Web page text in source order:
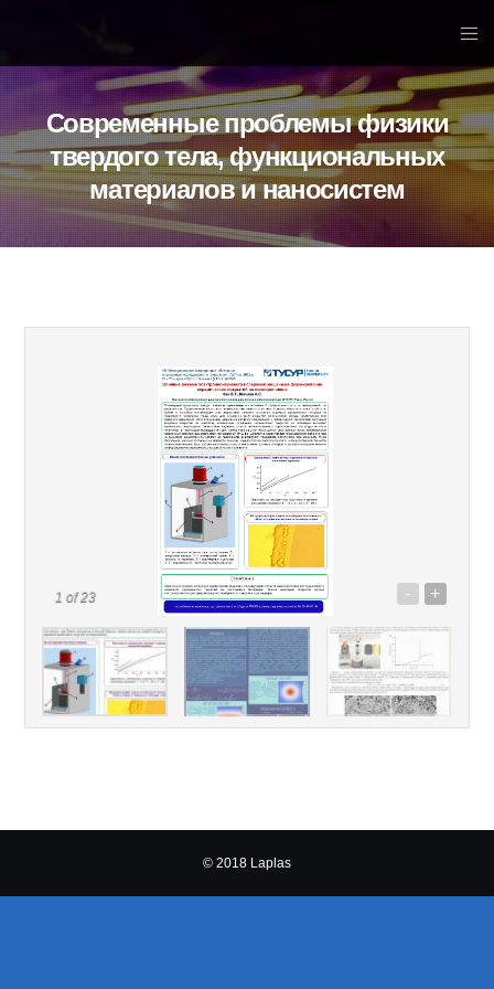
Современные проблемы физики
твердого тела, функциональных
материалов и наносистем
1 of 23 - +
© 2018 Laplas